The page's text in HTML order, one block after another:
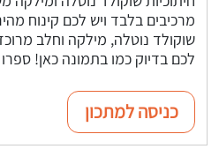
מרכיבים בלבד ויש לכם קינוח
שוקולד נוטלה, מילקה וחלב
לכם בדיוק כמו בתמונה כאן!
כניסה למתכון